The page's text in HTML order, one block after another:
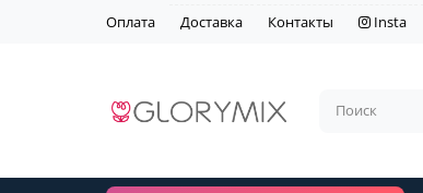
Оплата Доставка Контакты Insta